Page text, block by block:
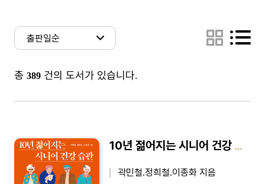
총 389 건의 도서가 있습니다.
10년 젊어지는 시니어 건강 습관 - 매일 먹는 시니어 건강 식품 추천부터 놓치기 쉬운 건강 상식 모음
곽민철.정희철.이종화 지음